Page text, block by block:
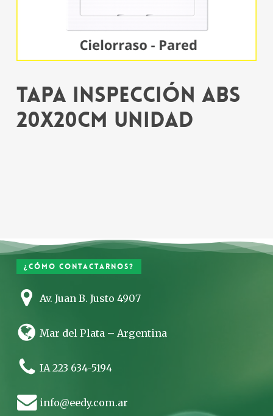
Tapa Inspección ABS
20x20cm Unidad
¿Cómo contactarnos?
Av. Juan B. Justo 4907
Mar del Plata – Argentina
IA 223 634-5194
info@eedy.com.ar